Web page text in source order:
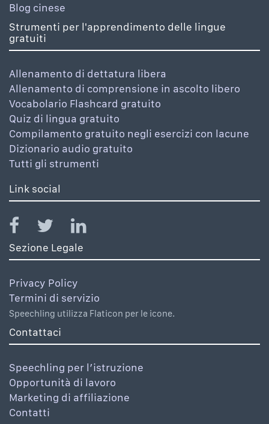
Blog cinese
Strumenti per l'apprendimento delle lingue
gratuiti
Allenamento di dettatura libera
Allenamento di comprensione in ascolto libero
Vocabolario Flashcard gratuito
Quiz di lingua gratuito
Compilamento gratuito negli esercizi con lacune
Dizionario audio gratuito
Tutti gli strumenti
Link social
Sezione Legale
Privacy Policy
Termini di servizio
Speechling utilizza Flaticon per le icone.
Contattaci
Speechling per l’istruzione
Opportunità di lavoro
Marketing di affiliazione
Contatti